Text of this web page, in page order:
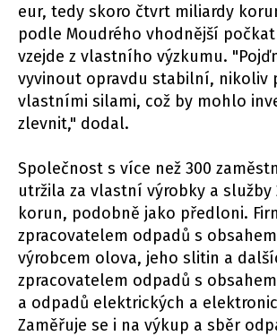
eur, tedy skoro čtvrt miliardy
podle Moudrého vhodnější
vzejde z vlastního výzkumu.
vyvinout opravdu stabilní, nikoliv
vlastními silami, což by mohlo
zlevnit," dodal.
Společnost s více než 300
utržila za vlastní výrobky a služby
korun, podobně jako předloni.
zpracovatelem odpadů s
výrobcem olova, jeho slitin a
zpracovatelem odpadů s
a odpadů elektrických a
Zaměřuje se i na výkup a sběr